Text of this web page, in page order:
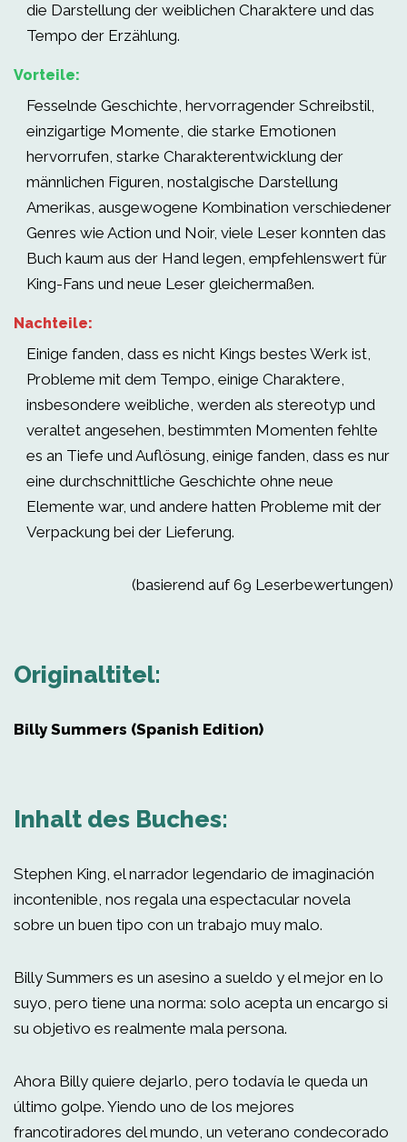
die Darstellung der weiblichen Charaktere und das
Tempo der Erzählung.
Vorteile:
Fesselnde Geschichte, hervorragender Schreibstil,
einzigartige Momente, die starke Emotionen
hervorrufen, starke Charakterentwicklung der
männlichen Figuren, nostalgische Darstellung
Amerikas, ausgewogene Kombination verschiedener
Genres wie Action und Noir, viele Leser konnten das
Buch kaum aus der Hand legen, empfehlenswert für
King-Fans und neue Leser gleichermaßen.
Nachteile:
Einige fanden, dass es nicht Kings bestes Werk ist,
Probleme mit dem Tempo, einige Charaktere,
insbesondere weibliche, werden als stereotyp und
veraltet angesehen, bestimmten Momenten fehlte
es an Tiefe und Auflösung, einige fanden, dass es nur
eine durchschnittliche Geschichte ohne neue
Elemente war, und andere hatten Probleme mit der
Verpackung bei der Lieferung.
(basierend auf 69 Leserbewertungen)
Originaltitel:
Billy Summers (Spanish Edition)
Inhalt des Buches:
Stephen King, el narrador legendario de imaginación
incontenible, nos regala una espectacular novela
sobre un buen tipo con un trabajo muy malo.
Billy Summers es un asesino a sueldo y el mejor en lo
suyo, pero tiene una norma: solo acepta un encargo si
su objetivo es realmente mala persona.
Ahora Billy quiere dejarlo, pero todavía le queda un
último golpe. Yiendo uno de los mejores
francotiradores del mundo, un veterano condecorado